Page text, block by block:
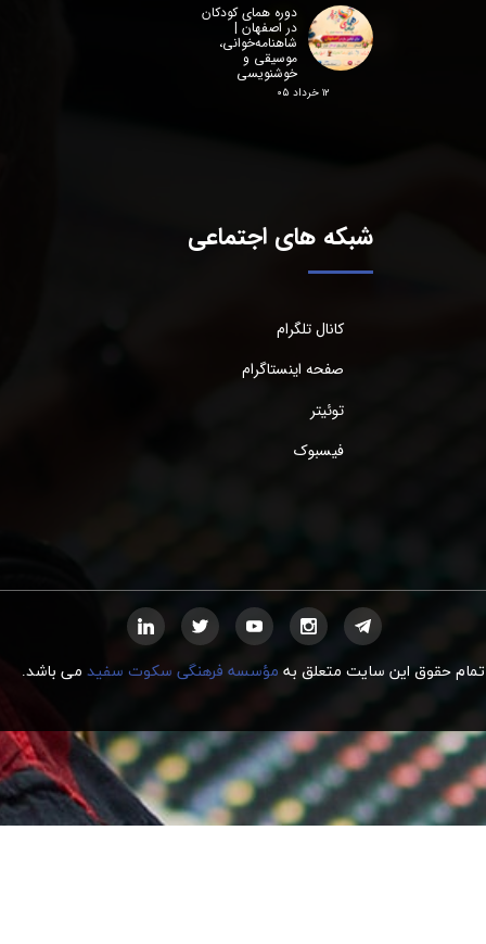
دوره همای کودکان
در اصفهان |
شاهنامه‌خوانی،
موسیقی و
خوشنویسی
۱۲ خرداد ۰۵
شبکه های اجتماعی
کانال تلگرام
صفحه اینستاگرام
توئیتر
فیسبوک
تمام حقوق این سایت متعلق به مؤسسه فرهنگی سکوت سفید میباشد.